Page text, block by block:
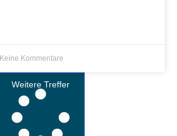
Keine Kommentare
Weitere Treffer